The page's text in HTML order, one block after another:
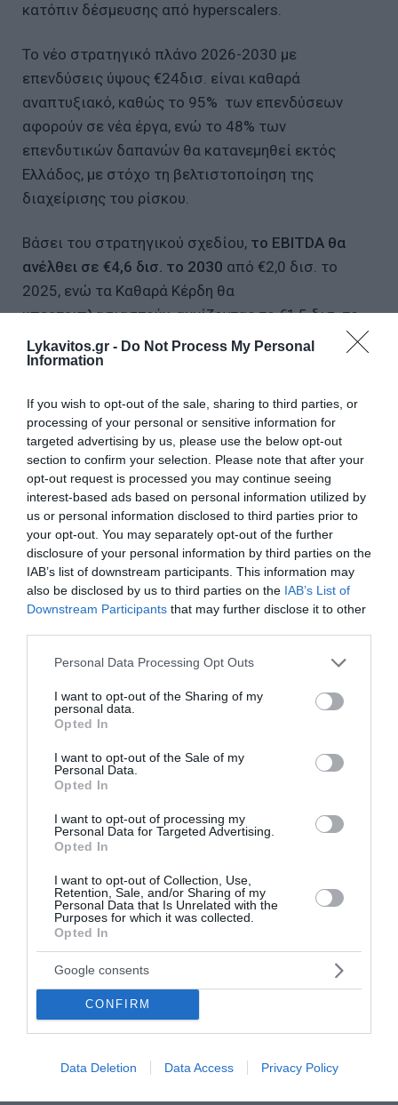
Lykavitos.gr - Do Not Process My Personal
Information
If you wish to opt-out of the sale, sharing to third parties, or
processing of your personal or sensitive information for
targeted advertising by us, please use the below opt-out
section to confirm your selection. Please note that after your
opt-out request is processed you may continue seeing
interest-based ads based on personal information utilized by
us or personal information disclosed to third parties prior to
your opt-out. You may separately opt-out of the further
disclosure of your personal information by third parties on the
IAB’s list of downstream participants. This information may
also be disclosed by us to third parties on the IAB’s List of
Downstream Participants that may further disclose it to other
Please note that this website/app uses one or more Google
not limited to your visit or usage behaviour. You may click to
grant or deny consent to Google and its third-party tags to
use your data for below specified purposes in below Google
consent section.
Personal Data Processing Opt Outs
I want to opt-out of the Sharing of my
personal data.
Opted In
I want to opt-out of the Sale of my
Personal Data.
Opted In
I want to opt-out of processing my
Personal Data for Targeted Advertising.
Opted In
I want to opt-out of Collection, Use,
Retention, Sale, and/or Sharing of my
Personal Data that Is Unrelated with the
Purposes for which it was collected.
Opted In
Google consents
CONFIRM
Data Deletion Data Access Privacy Policy
κατόπιν δέσμευσης από hyperscalers.
Το νέο στρατηγικό πλάνο 2026-2030 με
επενδύσεις ύψους €24δισ. είναι καθαρά
αναπτυξιακό, καθώς το 95% των επενδύσεων
αφορούν σε νέα έργα, ενώ το 48% των
επενδυτικών δαπανών θα κατανεμηθεί εκτός
Ελλάδος, με στόχο τη βελτιστοποίηση της
διαχείρισης του ρίσκου.
Βάσει του στρατηγικού σχεδίου, το EBITDA θα
ανέλθει σε €4,6 δισ. το 2030 από €2,0 δισ. το
2025, ενώ τα Καθαρά Κέρδη θα
υπερτριπλασιαστούν, αγγίζοντας το €1,5 δισ. το
2030 από €0,45 δισ. το 2025. Στο ίδιο μοτίβο, και
το μέρισμα θα ενισχυθεί σημαντικά, φτάνοντας
σημειώνοντας μέσο ετήσιο ρυθμό αύξησης (CAGR)
περίπου 24%.
Το 54% του νέου επενδυτικού πλάνου θα
χρηματοδοτηθεί μέσω των Λειτουργικών
Ταμειακών Ροών (FFO), το 31% μέσω αύξησης του
καθαρού δανεισμού, ενώ ένα 15% από την
επιτυχημένη Αύξηση Μετοχικού Κεφαλαίου.
Σε συνδυασμό με τις ισχυρές ταμειακές ροές, τη
αξιοποίηση στρατηγικών συνεργασιών, η ΑΜΚ
συμβάλλει στη χρηματοδότηση του νέου
επενδυτικού κύκλου, διατηρώντας τον δείκτη
θέσει ο ίδιος ο Όμιλος.
Εθνικός επενδυτής – Ευρωπαϊκός πυλώνας
σταθερότητας και ενεργειακής ασφάλειας
Για 75 και πλέον χρόνια η ΔΕΗ αποτελεί κινητήριο
δύναμη για την ανάπτυξη της εθνικής οικονομίας.
Σήμερα, στην εποχή του νέου εξηλεκτρισμού, η ΔΕΗ
κοινωνίας με ισχυρό αποτύπωμα στην οικονομία
και την αγορά εργασίας. Η συμβολή του Ομίλου
στην ανάπτυξη της χώρας φαίνεται από το
Όμιλος επανεπενδύει τη λειτουργική του